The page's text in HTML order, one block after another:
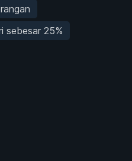
sebesar 25%